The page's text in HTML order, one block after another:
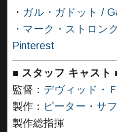
・ ガル・ガドット /
・ マーク・ストロン
Pinterest
■ スタッフ キャスト
監督： デヴィッド・
製作： ピーター・サ
製作総指揮